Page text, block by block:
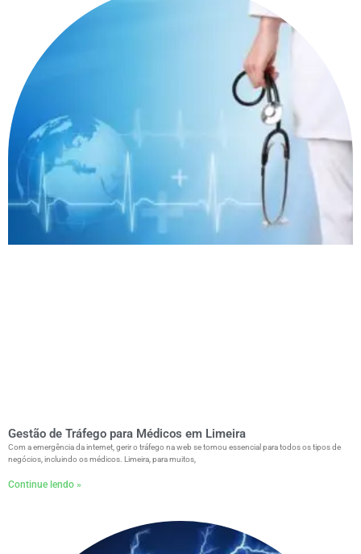
Gestão de Tráfego para Médicos em Limeira
Com a emergência da internet, gerir o tráfego na web se tornou essencial para todos os tipos de
negócios, incluindo os médicos. Limeira, para muitos,
Continue lendo »